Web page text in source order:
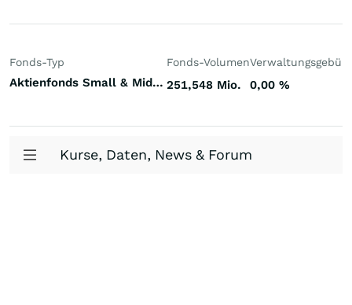
Fonds-Typ
Aktienfonds Small & Mid Cap Deutschland
Fonds-Volumen
251,548 Mio. 0,00 %
Kurse, Daten, News & Forum